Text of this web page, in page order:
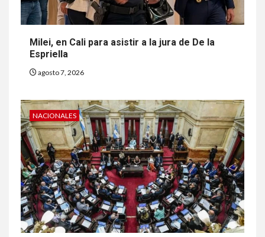
Milei, en Cali para asistir a la jura de De la
Espriella
agosto 7, 2026
NACIONALES